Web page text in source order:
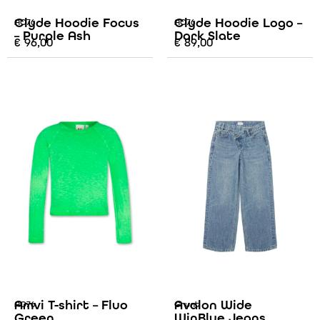
AO76
Clyde Hoodie Focus
– Purple Ash
€ 96,00
AO76
Clyde Hoodie Logo –
Dark Slate
€89,00
AO76
Amvi T-shirt – Fluo
Grunt
Avalon Wide